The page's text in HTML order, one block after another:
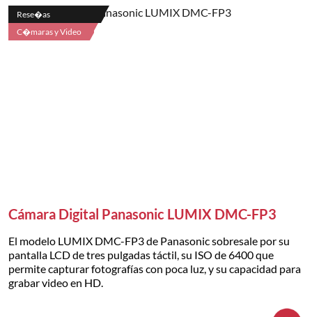
Rese�as
C�maras y Video
Cámara Digital Panasonic LUMIX DMC-FP3
El modelo LUMIX DMC-FP3 de Panasonic sobresale por su
pantalla LCD de tres pulgadas táctil, su ISO de 6400 que
permite capturar fotografías con poca luz, y su capacidad para
grabar video en HD.